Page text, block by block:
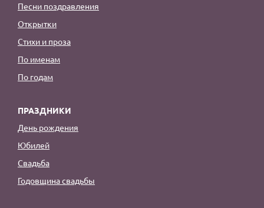
Песни поздравления
Открытки
Стихи и проза
По именам
По годам
ПРАЗДНИКИ
День рождения
Юбилей
Свадьба
Годовщина свадьбы